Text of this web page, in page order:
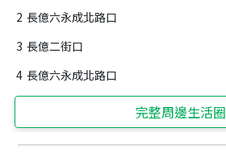
2 長億六永成北路口
3 長億二街口
4 長億六永成北路口
完整周邊生活圈